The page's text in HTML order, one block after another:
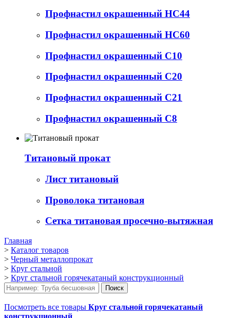
Профнастил окрашенный НС44
Профнастил окрашенный НС60
Профнастил окрашенный С10
Профнастил окрашенный С20
Профнастил окрашенный С21
Профнастил окрашенный С8
Титановый прокат
Лист титановый
Проволока титановая
Сетка титановая просечно-вытяжная
Главная
> Каталог товаров
> Черный металлопрокат
> Круг стальной
> Круг стальной горячекатаный конструкционный
Посмотреть все товары Круг стальной горячекатаный
конструкционный